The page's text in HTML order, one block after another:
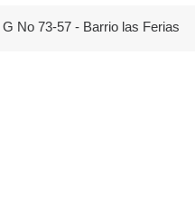
No 73-57 - Barrio las Ferias